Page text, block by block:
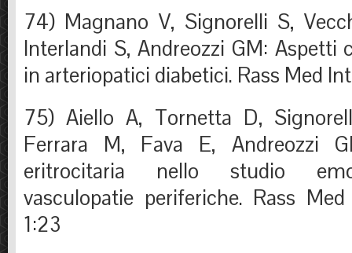
74) Magnano V, Signorelli S,
Interlandi S, Andreozzi GM: Aspetti
in arteriopatici diabetici. Rass Med
75) Aiello A, Tornetta D,
Ferrara M, Fava E, Andreozzi
eritrocitaria nello studio
vasculopatie periferiche. Rass
1:23